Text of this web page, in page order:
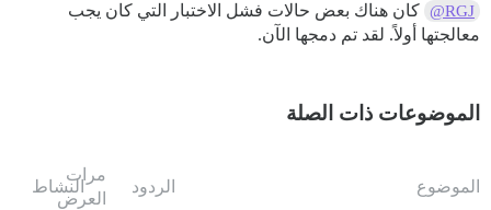
@RGJ كان هناك بعض حالات فشل الاختبار التي كان يجب
معالجتها أولاً. لقد تم دمجها الآن.
الموضوعات ذات الصلة
الموضوع الردود
مرات
العرض
النشاط